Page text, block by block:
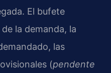
El bufete
la demanda, la
las
(pendente